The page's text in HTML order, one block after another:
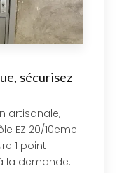
sécurisez
artisanale,
EZ 20/10eme
1 point
la demande...